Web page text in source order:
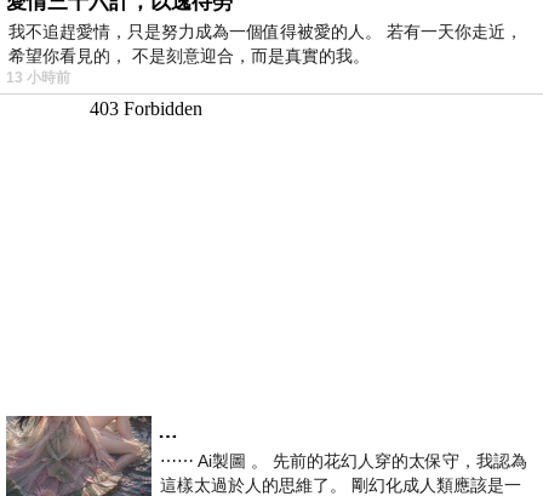
我不追趕愛情，只是努力成為一個值得被愛的人。 若有一天你走近，
希望你看見的， 不是刻意迎合，而是真實的我。
13 小時前
…
⋯⋯ Ai製圖 。 先前的花幻人穿的太保守，我認為
這樣太過於人的思維了。 剛幻化成人類應該是一